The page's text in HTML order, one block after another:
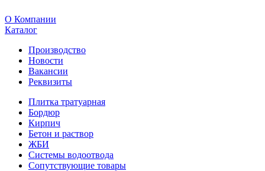
O Компании
Каталог
Производство
Новости
Вакансии
Реквизиты
Плитка тратуарная
Бордюр
Кирпич
Бетон и раствор
ЖБИ
Системы водоотвода
Сопутствующие товары